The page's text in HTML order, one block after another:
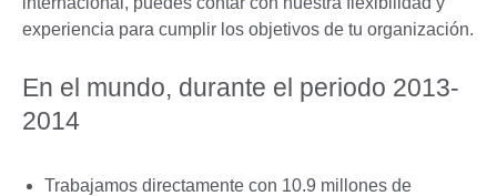
experiencia para cumplir los objetivos de tu organización.
En el mundo, durante el periodo 2013-
2014
Trabajamos directamente con 10.9 millones de